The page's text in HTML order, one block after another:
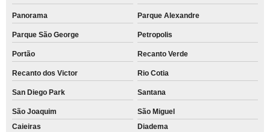
Panorama Parque Alexandre
Parque São George Petropolis
Portão Recanto Verde
Recanto dos Victor Rio Cotia
San Diego Park Santana
São Joaquim
São Miguel
Caieiras
Diadema